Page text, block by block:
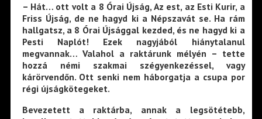
– Hát… ott volt a 8 Órai Újság, Az est, az Esti Kurir, a
Friss Újság, de ne hagyd ki a Népszavát se. Ha rám
hallgatsz, a 8 Órai Újsággal kezded, és ne hagyd ki a
Pesti Naplót! Ezek nagyjából hiánytalanul
megvannak… Valahol a raktárunk mélyén – tette
hozzá némi szakmai szégyenkezéssel, vagy
kárörvendőn. Ott senki nem háborgatja a csupa por
régi újságkötegeket.
Bevezetett a raktárba, annak a legsötétebb,